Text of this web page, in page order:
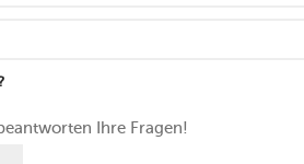
Ihre Fragen!